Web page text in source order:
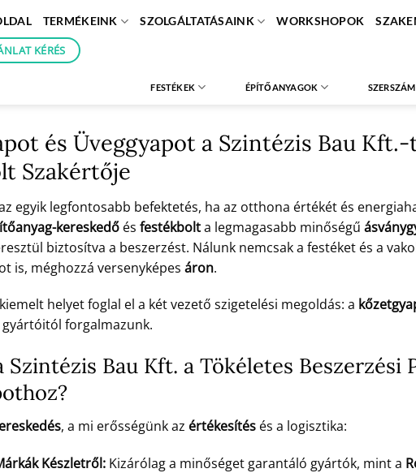
TERMÉKEINK SZOLGÁLTATÁSAINK WORKSHOPOK
KÉRÉS
FESTÉKEK ÉPÍTŐANYAGOK
és Üveggyapot a Szintézis Bau
Szakértője
egyik legfontosabb befektetés, ha az otthona értékét és
kereskedő és festékbolta legmagasabb minőségű
biztosítva a beszerzést. Nálunk nemcsak a festéket és a
is, méghozzá versenyképes áron.
helyet foglal el a két vezető szigetelési megoldás: a
forgalmazunk.
Szintézis Bau Kft. a Tökéletes Beszerzési
, a mi erősségünk az értékesítés és a logisztika:
Készletről:Kizárólag a minőséget garantáló gyártók, mint a